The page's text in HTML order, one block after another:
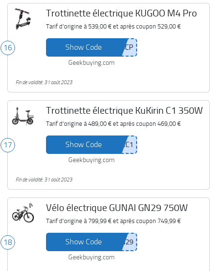
16
Trottinette électrique KUGOO M4 Pro
Tarif d'origine à 539,00 €et après coupon 529,00 €
Show Code
Geekbuying.com
Fin de validité: 31 août 2023
17
Trottinette électrique KuKirin C1 350W
Tarif d'origine à489,00 €et après coupon 469,00 €
Show Code
Geekbuying.com
Fin de validité: 31 août 2023
18
Vélo électrique GUNAI GN29 750W
Tarif d'origine à 799,99 €et après coupon 749,99 €
Show Code
Geekbuying.com